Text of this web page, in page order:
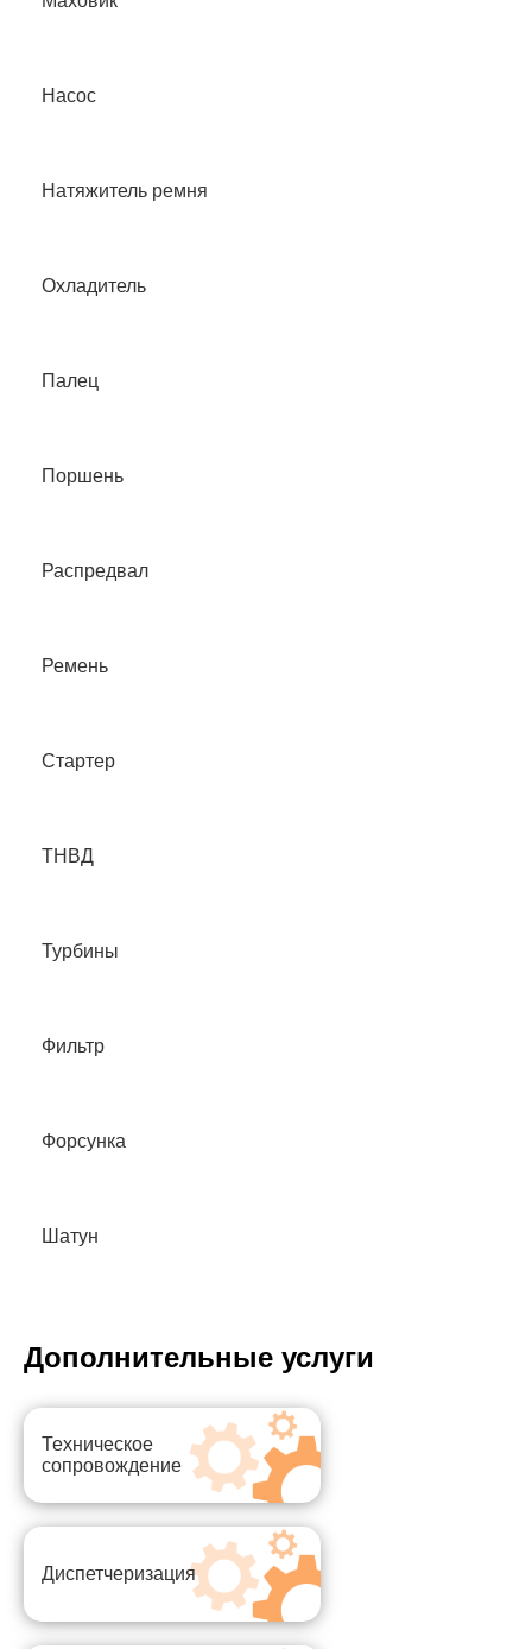
Насос
Натяжитель ремня
Охладитель
Палец
Поршень
Распредвал
Ремень
Стартер
ТНВД
Турбины
Фильтр
Форсунка
Шатун
Дополнительные услуги
Техническое
сопровождение
Диспетчеризация